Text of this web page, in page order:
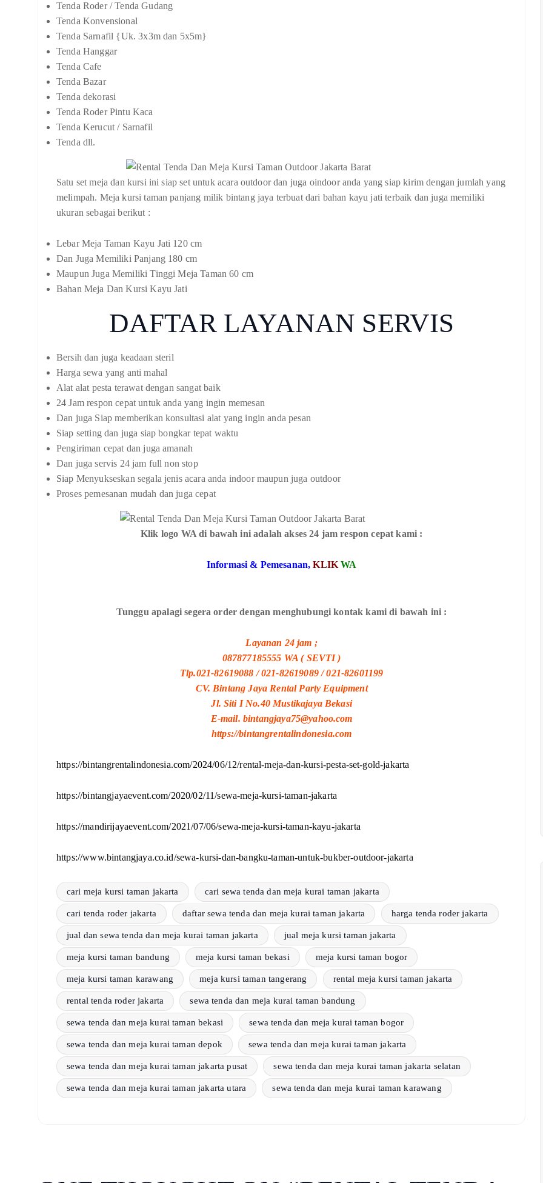
Tenda Roder / Tenda Gudang
Tenda Konvensional
Tenda Sarnafil {Uk. 3x3m dan 5x5m}
Tenda Hanggar
Tenda Cafe
Tenda Bazar
Tenda dekorasi
Tenda Roder Pintu Kaca
Tenda Kerucut / Sarnafil
Tenda dll.
Satu set meja dan kursi ini siap set untuk acara outdoor dan juga oindoor anda yang siap kirim dengan jumlah yang
melimpah. Meja kursi taman panjang milik bintang jaya terbuat dari bahan kayu jati terbaik dan juga memiliki
ukuran sebagai berikut :
Lebar Meja Taman Kayu Jati 120 cm
Dan Juga Memiliki Panjang 180 cm
Maupun Juga Memiliki Tinggi Meja Taman 60 cm
Bahan Meja Dan Kursi Kayu Jati
DAFTAR LAYANAN SERVIS
Bersih dan juga keadaan steril
Harga sewa yang anti mahal
Alat alat pesta terawat dengan sangat baik
24 Jam respon cepat untuk anda yang ingin memesan
Dan juga Siap memberikan konsultasi alat yang ingin anda pesan
Siap setting dan juga siap bongkar tepat waktu
Pengiriman cepat dan juga amanah
Dan juga servis 24 jam full non stop
Siap Menyukseskan segala jenis acara anda indoor maupun juga outdoor
Proses pemesanan mudah dan juga cepat
Klik logo WA di bawah ini adalah akses 24 jam respon cepat kami :
Informasi & Pemesanan,KLIK WA
Tunggu apalagi segera order dengan menghubungi kontak kami di bawah ini :
Layanan 24 jam ;
087877185555 WA ( SEVTI )
Tlp.021-82619088 / 021-82619089 / 021-82601199
CV. Bintang Jaya Rental Party Equipment
Jl. Siti I No.40 Mustikajaya Bekasi
E-mail. bintangjaya75@yahoo.com
https://bintangrentalindonesia.com
https://bintangrentalindonesia.com/2024/06/12/rental-meja-dan-kursi-pesta-set-gold-jakarta
https://bintangjayaevent.com/2020/02/11/sewa-meja-kursi-taman-jakarta
https://mandirijayaevent.com/2021/07/06/sewa-meja-kursi-taman-kayu-jakarta
https://www.bintangjaya.co.id/sewa-kursi-dan-bangku-taman-untuk-bukber-outdoor-jakarta
cari meja kursi taman jakarta cari sewa tenda dan meja kurai taman jakarta
cari tenda roder jakarta daftar sewa tenda dan meja kurai taman jakarta harga tenda roder jakarta
jual dan sewa tenda dan meja kurai taman jakarta jual meja kursi taman jakarta
meja kursi taman bandung meja kursi taman bekasi meja kursi taman bogor
meja kursi taman karawang meja kursi taman tangerang rental meja kursi taman jakarta
rental tenda roder jakarta sewa tenda dan meja kurai taman bandung
sewa tenda dan meja kurai taman bekasi sewa tenda dan meja kurai taman bogor
sewa tenda dan meja kurai taman depok sewa tenda dan meja kurai taman jakarta
sewa tenda dan meja kurai taman jakarta pusat sewa tenda dan meja kurai taman jakarta selatan
sewa tenda dan meja kurai taman jakarta utara sewa tenda dan meja kurai taman karawang